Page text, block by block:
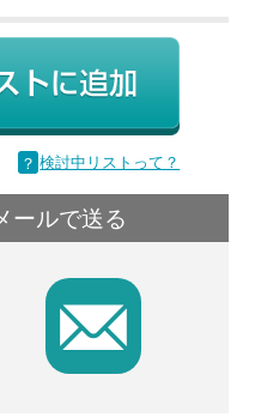
？ 検討中リストって？
ールで送る
F